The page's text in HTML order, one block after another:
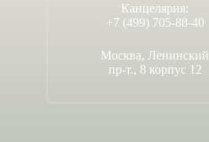
Канцелярия:
+7 (499) 705-88-40
Москва, Ленинский
пр-т., 8 корпус 12